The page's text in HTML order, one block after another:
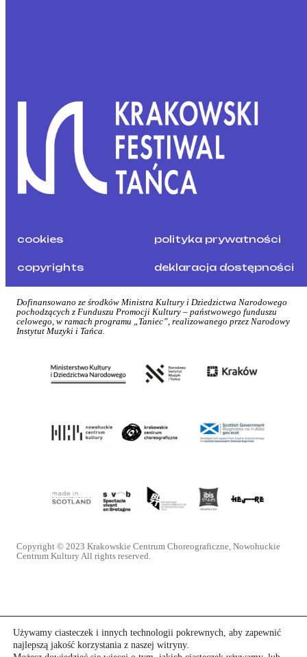
cookies polityka prywatności
copyrights deklaracja dostępności
Dofinansowano ze środków Ministra Kultury i Dziedzictwa Narodowego
pochodzących z Funduszu Promocji Kultury – państwowego funduszu
celowego, w ramach programu „Taniec”, realizowanego przez Narodowy
Instytut Muzyki i Tańca.
Copyright © 2023 Krakowskie Centrum Choreograficzne, Nowohuckie
Centrum Kultury All rights reserved.
Używamy ciasteczek i innych technologii pokrewnych, aby zapewnić
najlepszą jakość korzystania z naszej witryny.